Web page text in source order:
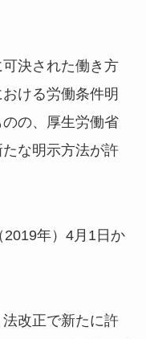
決された働き方
ける労働条件明
の、厚生労働省
な明示方法が許
年）4月1日か
改正で新たに許